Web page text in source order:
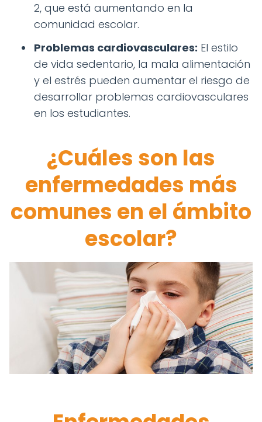
2, que está aumentando en la
comunidad escolar.
Problemas cardiovasculares: El estilo
de vida sedentario, la mala alimentación
y el estrés pueden aumentar el riesgo de
desarrollar problemas cardiovasculares
en los estudiantes.
¿Cuáles son las
enfermedades más
comunes en el ámbito
escolar?